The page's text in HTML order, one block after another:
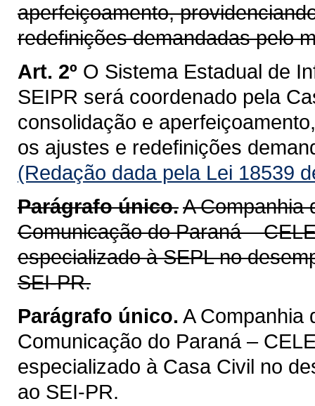
aperfeiçoamento,
redefinições demandadas pelo
Art. 2º O Sistema Estadual de
SEIPR será coordenado pela
consolidação e
os ajustes e redefinições
(Redação dada pela Lei 18539
Parágrafo único.A Companhia
Comunicação do Paraná –
especializado à SEPL no
SEI-PR.
Parágrafo único. A Companhia
Comunicação do Paraná –
especializado à Casa Civil no
ao SEI-PR.